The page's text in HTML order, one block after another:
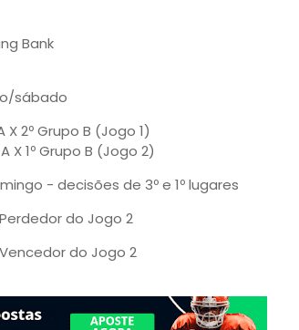
Bank
sábado
X 2º Grupo B (Jogo 1)
X 1º Grupo B (Jogo 2)
- decisões de 3º e 1º lugares
do Jogo 2
do Jogo 2